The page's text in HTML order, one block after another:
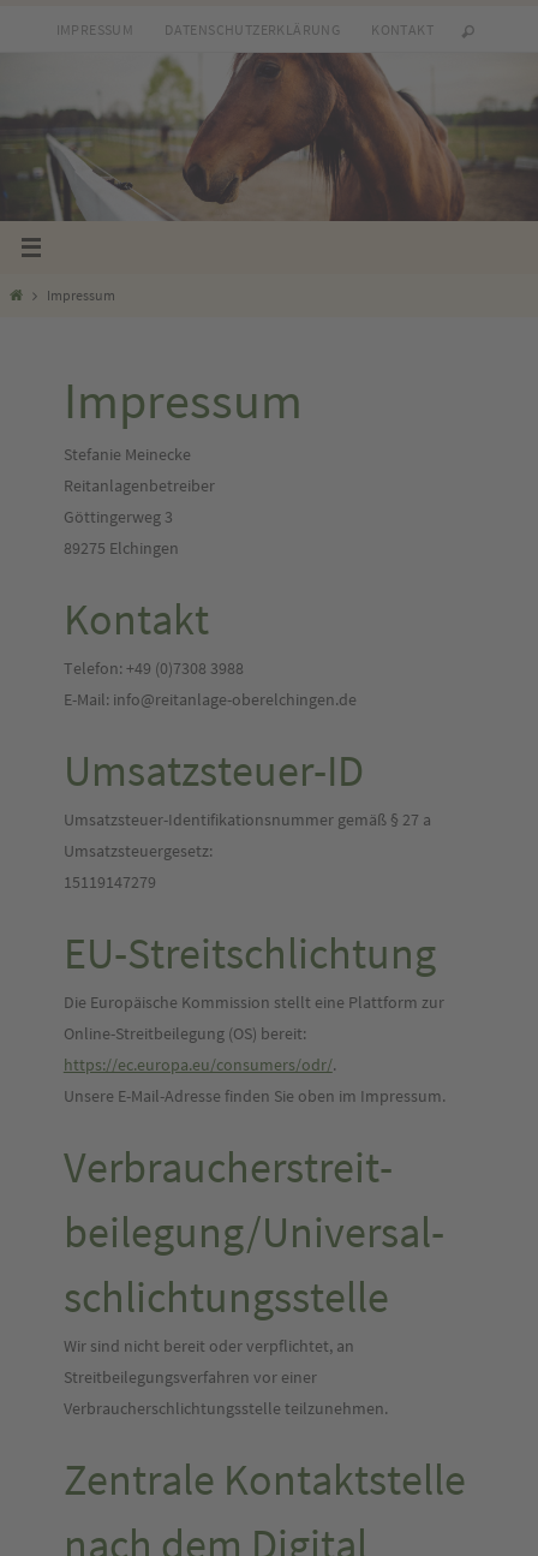
IMPRESSUM DATENSCHUTZERKLÄRUNG KONTAKT
StartImpressum
Impressum
Stefanie Meinecke
Reitanlagenbetreiber
Göttingerweg 3
89275 Elchingen
Kontakt
Telefon: +49 (0)7308 3988
E-Mail: ​info@reitanlage-oberelchingen.de
Umsatzsteuer-ID
Umsatzsteuer-Identifikationsnummer gemäß § 27 a
Umsatzsteuergesetz:
15119147279
EU-Streitschlichtung
Die Europäische Kommission stellt eine Plattform zur
Online-Streitbeilegung (OS) bereit:
https://ec.europa.eu/consumers/odr/.
Unsere E-Mail-Adresse finden Sie oben im Impressum.
Verbraucher­streit­
beilegung/Universal­
schlichtungs­stelle
Wir sind nicht bereit oder verpflichtet, an
Streitbeilegungsverfahren vor einer
Verbraucherschlichtungsstelle teilzunehmen.
Zentrale Kontaktstelle
nach dem Digital